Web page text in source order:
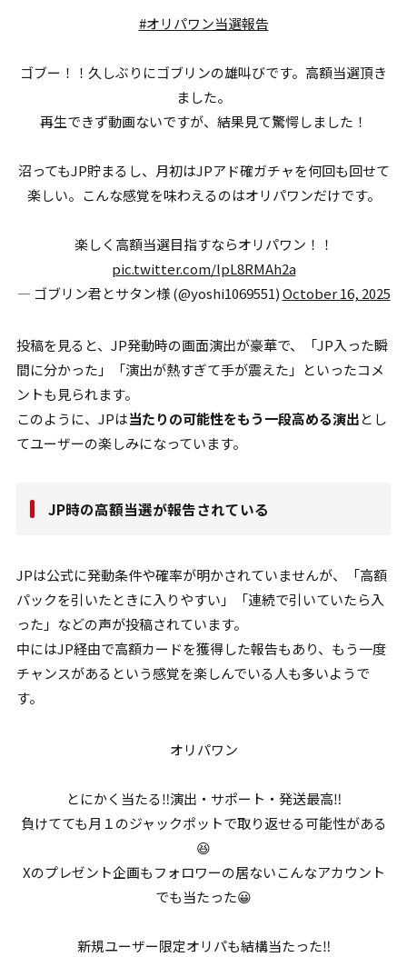
#オリパワン当選報告
ゴブー！！久しぶりにゴブリンの雄叫びです。高額当選頂き
ました。
再生できず動画ないですが、結果見て驚愕しました！
沼ってもJP貯まるし、月初はJPアド確ガチャを何回も回せて
楽しい。こんな感覚を味わえるのはオリパワンだけです。
楽しく高額当選目指すならオリパワン！！
pic.twitter.com/lpL8RMAh2a
— ゴブリン君とサタン様 (@yoshi1069551)October 16, 2025
投稿を見ると、JP発動時の画面演出が豪華で、「JP入った瞬
間に分かった」「演出が熱すぎて手が震えた」といったコメ
ントも見られます。
このように、JPは当たりの可能性をもう一段高める演出とし
てユーザーの楽しみになっています。
JP時の高額当選が報告されている
JPは公式に発動条件や確率が明かされていませんが、「高額
パックを引いたときに入りやすい」「連続で引いていたら入
った」などの声が投稿されています。
中にはJP経由で高額カードを獲得した報告もあり、もう一度
チャンスがあるという感覚を楽しんでいる人も多いようで
す。
オリパワン
とにかく当たる‼️演出・サポート・発送最高‼️
負けてても月１のジャックポットで取り返せる可能性がある
😆
Xのプレゼント企画もフォロワーの居ないこんなアカウント
でも当たった😀
新規ユーザー限定オリパも結構当たった‼️